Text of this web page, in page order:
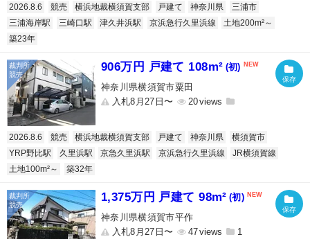
2026.8.6 競売 横浜地裁横須賀支部 戸建て 神奈川県
三浦市
三浦海岸駅
三崎口駅 津久井浜駅 京浜急行久里浜線
土地200m²～
築23年
906万円 戸建て 108m² (初)
神奈川県横須賀市粟田
入札8月27日〜
20
2026.8.6 競売 横浜地裁横須賀支部 戸建て 神奈川県
横須賀市
YRP野比駅
久里浜駅 京急久里浜駅 京浜急行久里浜線
JR横須賀線
土地100m²～
築32年
1,375万円 戸建て 98m² (初)
神奈川県横須賀市平作
入札8月27日〜
47 1